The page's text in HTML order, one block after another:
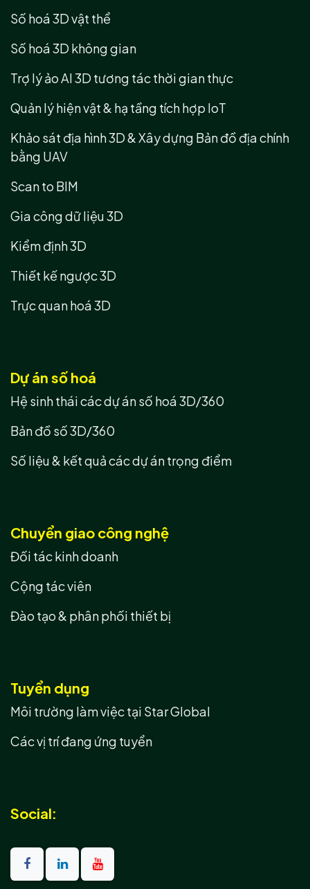
Social:
Số hoá 3D vật thể
Số hoá 3D không gian
Trợ lý ảo AI 3D tương tác thời gian thực
Quản lý hiện vật & hạ tầng tích hợp IoT
Khảo sát địa hình 3D & Xây dựng Bản đồ địa chính
bằng UAV
Scan to BIM
Gia công dữ liệu 3D
Kiểm định 3D
Thiết kế ngược 3D
Trực quan hoá 3D
Dự án số hoá
Hệ sinh thái các dự án số hoá 3D/360
Bản đồ số 3D/360
Số liệu & kết quả các dự án trọng điểm
Chuyển giao công nghệ
Đối tác kinh doanh
Cộng tác viên
Đào tạo & phân phối thiết bị
Tuyển dụng
Môi trường làm việc tại Star Global
Các vị trí đang ứng tuyển